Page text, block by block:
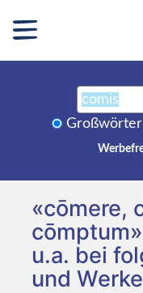
«cōmere,
u.a. bei
und